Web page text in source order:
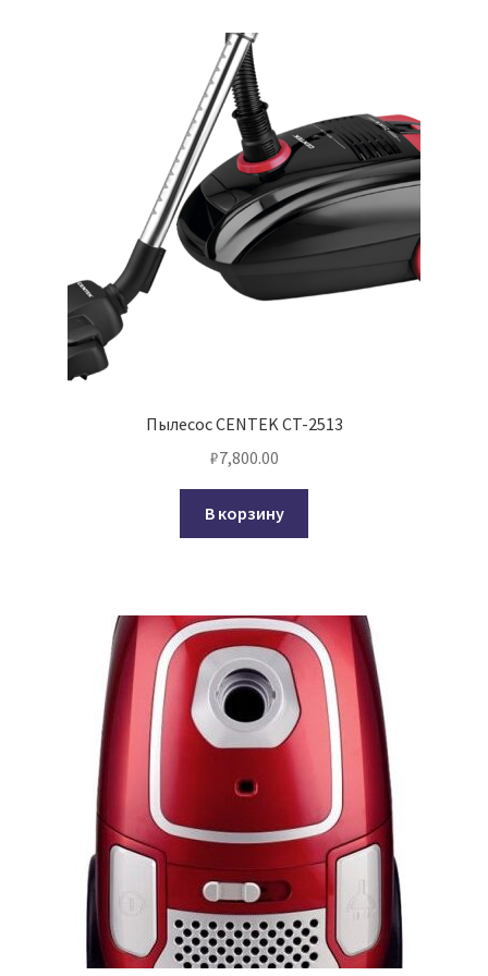
Пылесос CENTEK CT-2513
₽7,800.00
В корзину